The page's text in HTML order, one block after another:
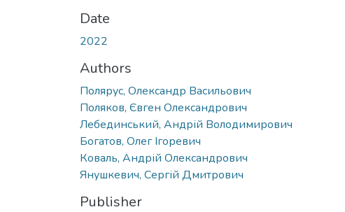
Date
2022
Authors
Полярус, Олександр Васильович
Поляков, Євген Олександрович
Лебединський, Андрій Володимирович
Богатов, Олег Ігоревич
Коваль, Андрій Олександрович
Янушкевич, Сергій Дмитрович
Publisher